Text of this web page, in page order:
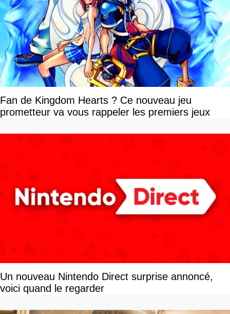
Fan de Kingdom Hearts ? Ce nouveau jeu
prometteur va vous rappeler les premiers jeux
Un nouveau Nintendo Direct surprise annoncé,
voici quand le regarder